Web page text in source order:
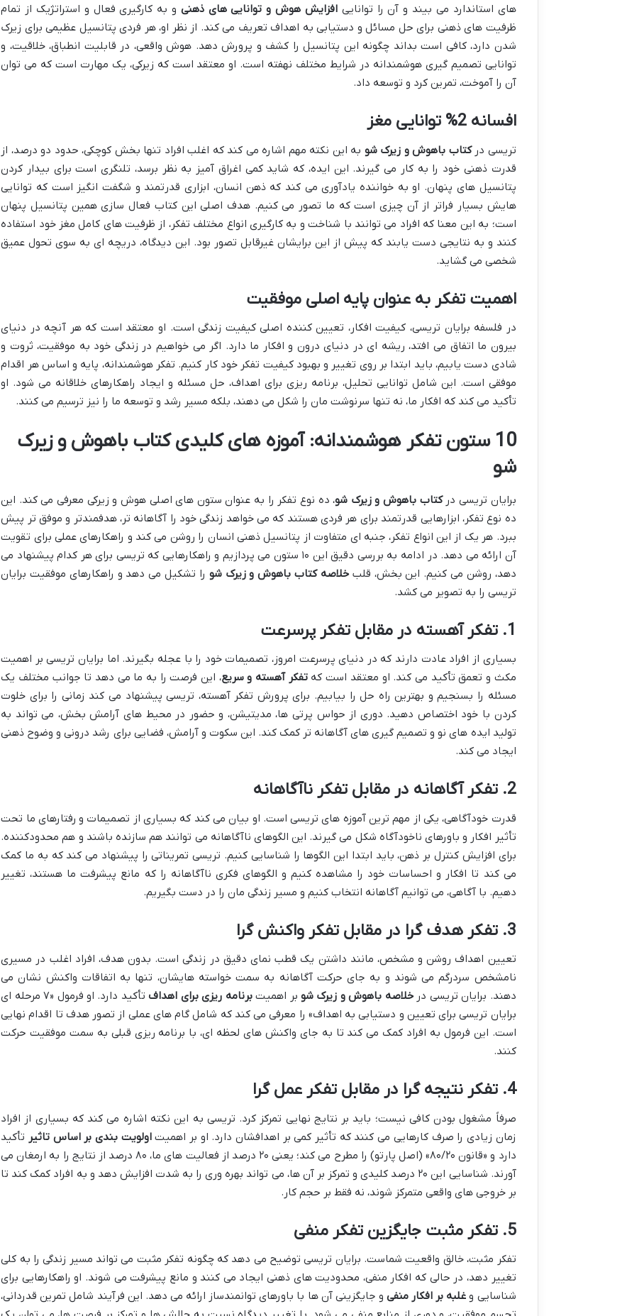
های استاندارد می بیند و آن را تواناییافزایش هوش و توانایی های ذهنی و به کارگیری فعال و استراتژیک از تمام
ظرفیت های ذهنی برای حل مسائل و دستیابی به اهداف تعریف می کند. از نظر او، هر فردی پتانسیل عظیمی برای زیرک
شدن دارد، کافی است بداند چگونه این پتانسیل را کشف و پرورش دهد. هوش واقعی، در قابلیت انطباق، خلاقیت، و
توانایی تصمیم گیری هوشمندانه در شرایط مختلف نهفته است. او معتقد است که زیرکی، یک مهارت است که می توان
آن را آموخت، تمرین کرد و توسعه داد.
افسانه 2% توانایی مغز
تریسی درکتاب باهوش و زیرک شو به این نکته مهم اشاره می کند که اغلب افراد تنها بخش کوچکی، حدود دو درصد، از
قدرت ذهنی خود را به کار می گیرند. این ایده، که شاید کمی اغراق آمیز به نظر برسد، تلنگری است برای بیدار کردن
پتانسیل های پنهان. او به خواننده یادآوری می کند که ذهن انسان، ابزاری قدرتمند و شگفت انگیز است که توانایی
هایش بسیار فراتر از آن چیزی است که ما تصور می کنیم. هدف اصلی این کتاب فعال سازی همین پتانسیل پنهان
است؛ به این معنا که افراد می توانند با شناخت و به کارگیری انواع مختلف تفکر، از ظرفیت های کامل مغز خود استفاده
کنند و به نتایجی دست یابند که پیش از این برایشان غیرقابل تصور بود. این دیدگاه، دریچه ای به سوی تحول عمیق
شخصی می گشاید.
اهمیت تفکر به عنوان پایه اصلی موفقیت
در فلسفه برایان تریسی، کیفیت افکار، تعیین کننده اصلی کیفیت زندگی است. او معتقد است که هر آنچه در دنیای
بیرون ما اتفاق می افتد، ریشه ای در دنیای درون و افکار ما دارد. اگر می خواهیم در زندگی خود به موفقیت، ثروت و
شادی دست یابیم، باید ابتدا بر روی تغییر و بهبود کیفیت تفکر خود کار کنیم. تفکر هوشمندانه، پایه و اساس هر اقدام
موفقی است. این شامل توانایی تحلیل، برنامه ریزی برای اهداف، حل مسئله و ایجاد راهکارهای خلاقانه می شود. او
تأکید می کند که افکار ما، نه تنها سرنوشت مان را شکل می دهند، بلکه مسیر رشد و توسعه ما را نیز ترسیم می کنند.
10 ستون تفکر هوشمندانه: آموزه های کلیدی کتاب باهوش و زیرک
شو
برایان تریسی درکتاب باهوش و زیرک شو، ده نوع تفکر را به عنوان ستون های اصلی هوش و زیرکی معرفی می کند. این
ده نوع تفکر، ابزارهایی قدرتمند برای هر فردی هستند که می خواهد زندگی خود را آگاهانه تر، هدفمندتر و موفق تر پیش
ببرد. هر یک از این انواع تفکر، جنبه ای متفاوت از پتانسیل ذهنی انسان را روشن می کند و راهکارهای عملی برای تقویت
آن ارائه می دهد. در ادامه به بررسی دقیق این ۱۰ ستون می پردازیم و راهکارهایی که تریسی برای هر کدام پیشنهاد می
دهد، روشن می کنیم. این بخش، قلبخلاصه کتاب باهوش و زیرک شو را تشکیل می دهد و راهکارهای موفقیت برایان
تریسی را به تصویر می کشد.
1. تفکر آهسته در مقابل تفکر پرسرعت
بسیاری از افراد عادت دارند که در دنیای پرسرعت امروز، تصمیمات خود را با عجله بگیرند. اما برایان تریسی بر اهمیت
مکث و تعمق تأکید می کند. او معتقد است کهتفکر آهسته و سریع، این فرصت را به ما می دهد تا جوانب مختلف یک
مسئله را بسنجیم و بهترین راه حل را بیابیم. برای پرورش تفکر آهسته، تریسی پیشنهاد می کند زمانی را برای خلوت
کردن با خود اختصاص دهید. دوری از حواس پرتی ها، مدیتیشن، و حضور در محیط های آرامش بخش، می تواند به
تولید ایده های نو و تصمیم گیری های آگاهانه تر کمک کند. این سکوت و آرامش، فضایی برای رشد درونی و وضوح ذهنی
ایجاد می کند.
2. تفکر آگاهانه در مقابل تفکر ناآگاهانه
قدرت خودآگاهی، یکی از مهم ترین آموزه های تریسی است. او بیان می کند که بسیاری از تصمیمات و رفتارهای ما تحت
تأثیر افکار و باورهای ناخودآگاه شکل می گیرند. این الگوهای ناآگاهانه می توانند هم سازنده باشند و هم محدودکننده.
برای افزایش کنترل بر ذهن، باید ابتدا این الگوها را شناسایی کنیم. تریسی تمریناتی را پیشنهاد می کند که به ما کمک
می کند تا افکار و احساسات خود را مشاهده کنیم و الگوهای فکری ناآگاهانه را که مانع پیشرفت ما هستند، تغییر
دهیم. با آگاهی، می توانیم آگاهانه انتخاب کنیم و مسیر زندگی مان را در دست بگیریم.
3. تفکر هدف گرا در مقابل تفکر واکنش گرا
تعیین اهداف روشن و مشخص، مانند داشتن یک قطب نمای دقیق در زندگی است. بدون هدف، افراد اغلب در مسیری
نامشخص سردرگم می شوند و به جای حرکت آگاهانه به سمت خواسته هایشان، تنها به اتفاقات واکنش نشان می
دهند. برایان تریسی درخلاصه باهوش و زیرک شوبر اهمیتبرنامه ریزی برای اهداف
تأکید دارد. او فرمول «۷ مرحله ای
برایان تریسی برای تعیین و دستیابی به اهداف» را معرفی می کند که شامل گام های عملی از تصور هدف تا اقدام نهایی
است. این فرمول به افراد کمک می کند تا به جای واکنش های لحظه ای، با برنامه ریزی قبلی به سمت موفقیت حرکت
کنند.
4. تفکر نتیجه گرا در مقابل تفکر عمل گرا
صرفاً مشغول بودن کافی نیست؛ باید بر نتایج نهایی تمرکز کرد. تریسی به این نکته اشاره می کند که بسیاری از افراد
زمان زیادی را صرف کارهایی می کنند که تأثیر کمی بر اهدافشان دارد. او بر اهمیتاولویت بندی بر اساس تاثیر تأکید
دارد و «قانون ۸۰/۲۰» (اصل پارتو) را مطرح می کند؛ یعنی ۲۰ درصد از فعالیت های ما، ۸۰ درصد از نتایج را به ارمغان می
آورند. شناسایی این ۲۰ درصد کلیدی و تمرکز بر آن ها، می تواند بهره وری را به شدت افزایش دهد و به افراد کمک کند تا
بر خروجی های واقعی متمرکز شوند، نه فقط بر حجم کار.
5. تفکر مثبت جایگزین تفکر منفی
تفکر مثبت، خالق واقعیت شماست. برایان تریسی توضیح می دهد که چگونه تفکر مثبت می تواند مسیر زندگی را به کلی
تغییر دهد، در حالی که افکار منفی، محدودیت های ذهنی ایجاد می کنند و مانع پیشرفت می شوند. او راهکارهایی برای
شناسایی و غلبه بر افکار منفی و جایگزینی آن ها با باورهای توانمندساز ارائه می دهد. این فرآیند شامل تمرین قدردانی،